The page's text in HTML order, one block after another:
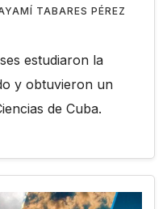
TABARES PÉREZ
estudiaron la
y obtuvieron un
de Cuba.